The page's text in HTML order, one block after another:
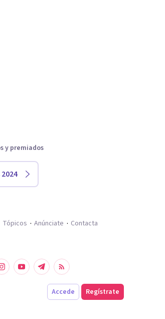
y premiados
Tópicos Anúnciate Contacta
Accede Regístrate